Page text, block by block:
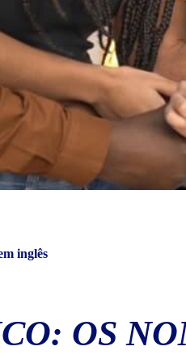
inglês
OS